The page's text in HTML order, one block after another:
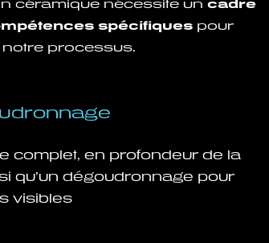
céramique nécessite uncadre
spécifiques pour
notre processus.
complet, en profondeur de la
qu’un dégoudronnage pour
visibles